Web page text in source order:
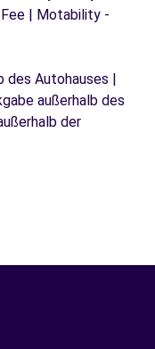
| Motability -
des Autohauses |
außerhalb des
der